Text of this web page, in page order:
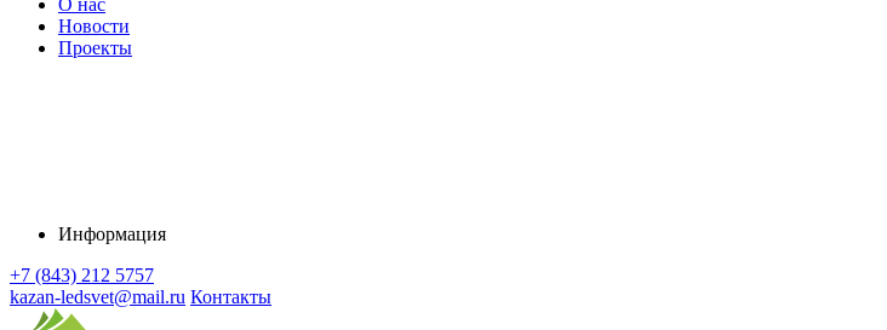
О нас
Новости
Проекты
Информация
+7 (843) 212 5757
kazan-ledsvet@mail.ru Контакты